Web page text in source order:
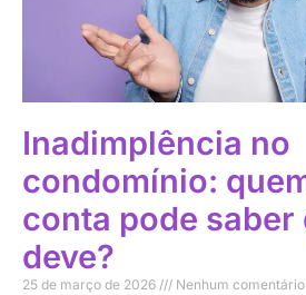
Inadimplência no
condomínio:
conta pode saber
deve?
25 de março de 2026 Nenhum comentário